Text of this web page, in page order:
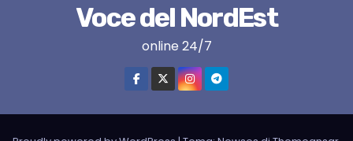
Voce del NordEst
online 24/7